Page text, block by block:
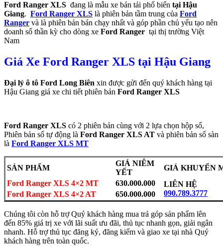
Ford Ranger XLS đang là mẫu xe bán tải phổ biến tại Hậu
Giang. Ford Ranger XLS là phiên bản tầm trung của Ford
Ranger và là phiên bản bán chạy nhất và góp phần chủ yếu tạo nên
doanh số thần kỳ cho dòng xe Ford Ranger tại thị trường Việt
Nam
Giá Xe Ford Ranger XLS tại Hậu Giang
Đại lý ô tô Ford Long Biên xin được gửi đến quý khách hàng tại
Hậu Giang giá xe chi tiết phiên bản Ford Ranger XLS
Ford Ranger XLS có 2 phiên bản cùng với 2 lựa chọn hộp số,
Phiên bản số tự động là Ford Ranger XLS AT và phiên bản số sàn
là Ford Ranger XLS MT
SẢN PHẨM
GIÁ NIÊM
YẾT
GIÁ KHUYẾN
Ford Ranger XLS 4×2 MT
630.000.000
LIÊN HỆ
090.789.3777
Ford Ranger XLS 4×2 AT 650.000.000
Chúng tôi còn hỗ trợ Quý khách hàng mua trả góp sản phẩm lên
đến 85% giá trị xe với lãi suất ưu đãi, thủ tục nhanh gọn, giải ngân
nhanh. Hỗ trợ thủ tục đăng ký, đăng kiểm và giao xe tại nhà Quý
khách hàng trên toàn quốc.